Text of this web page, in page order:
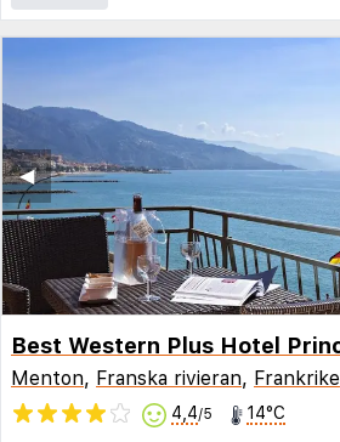
◀︎
Menton, Franska rivieran, Frankrike
4,4/5 14°C